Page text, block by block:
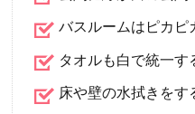
バスルームはピカピ
タオルも白で統一す
床や壁の水拭きをす